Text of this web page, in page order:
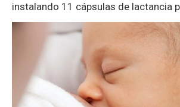
instalando 11 cápsulas de lactancia